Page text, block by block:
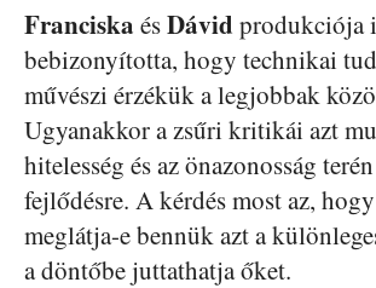
Franciska ésDávid produkciója
bebizonyította, hogy technikai
művészi érzékük a legjobbak
Ugyanakkor a zsűri kritikái azt
hitelesség és az önazonosság
fejlődésre. A kérdés most az,
meglátja-e bennük azt a
a döntőbe juttathatja őket.